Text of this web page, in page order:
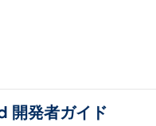
開発者ガイド